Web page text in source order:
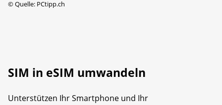
©Quelle: PCtipp.ch
SIM in eSIM umwandeln
Unterstützen Ihr Smartphone und Ihr